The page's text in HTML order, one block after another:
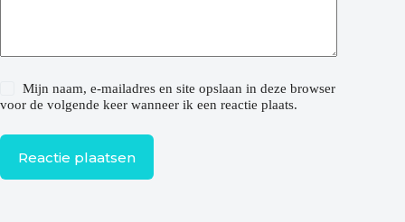
Mijn naam, e-mailadres en site opslaan in deze browser
voor de volgende keer wanneer ik een reactie plaats.
Reactie plaatsen